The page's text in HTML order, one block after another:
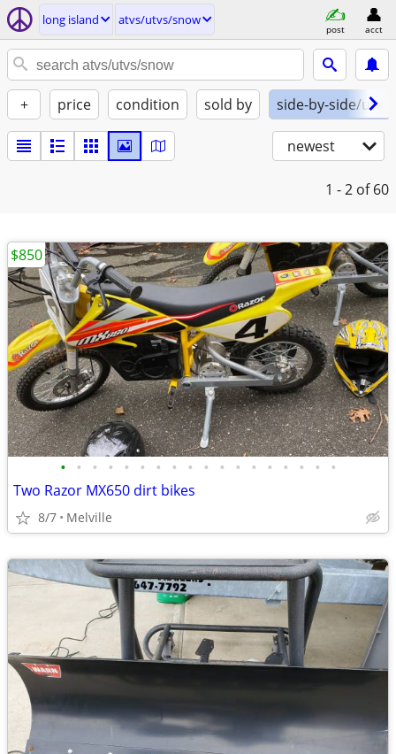
long island atvs/utvs/snow
post acct
+ price condition sold by side-by-side/utv
newest
1 - 2 of 60
• • • • • • • • • • • • • • • • • •
Two Razor MX650 dirt bikes
8/7 Melville
$850